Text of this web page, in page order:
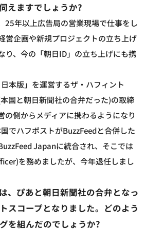
ますでしょうか?
25年以上広告局の営業現場で仕事をし
営企画や新規プロジェクトの立ち上げ
り、今の「朝日ID」の立ち上げにも携
本版」を運営するザ・ハフィント
国と朝日新聞社の合弁だった)の取締
の側からメディアに携わるようになり
でハフポストがBuzzFeedと合併した
Japanに統合され、そこでは
を務めましたが、今年退任しまし
ぴあと朝日新聞社の合弁となっ
スコープとなりました。どのよう
を組んだのでしょうか?